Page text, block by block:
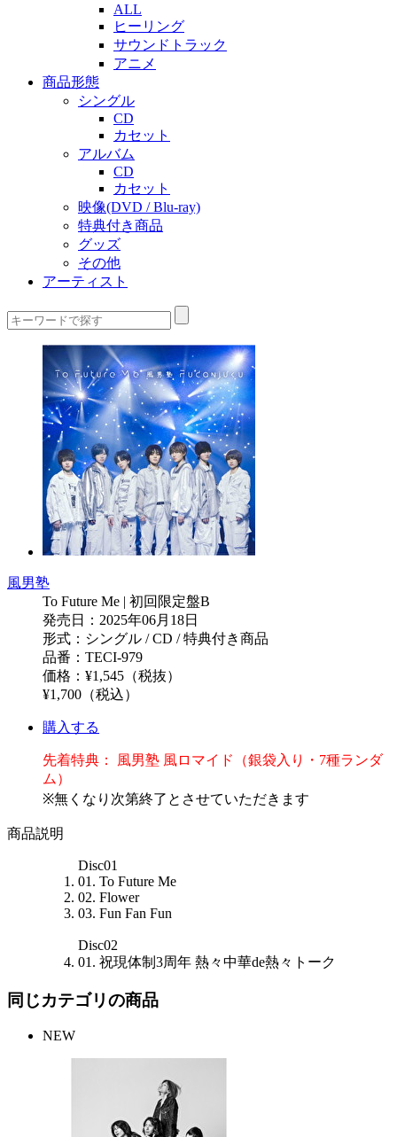
ALL
ヒーリング
サウンドトラック
アニメ
商品形態
シングル
CD
カセット
アルバム
CD
カセット
映像(DVD / Blu-ray)
特典付き商品
グッズ
その他
アーティスト
風男塾
To Future Me | 初回限定盤B
発売日：2025年06月18日
形式：シングル / CD / 特典付き商品
品番：TECI-979
価格：¥1,545（税抜）
¥1,700（税込）
購入する
先着特典： 風男塾 風ロマイド（銀袋入り・7種ランダ
ム）
※無くなり次第終了とさせていただきます
商品説明
Disc01
01. To Future Me
02. Flower
03. Fun Fan Fun
Disc02
01. 祝現体制3周年 熱々中華de熱々トーク
同じカテゴリの商品
NEW